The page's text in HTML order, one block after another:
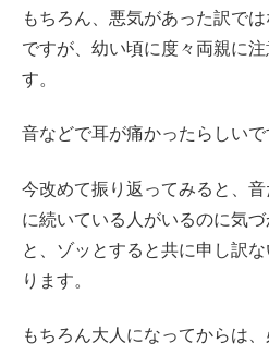
もちろん、悪気があった訳で
ですが、幼い頃に度々両親に
す。
音などで耳が痛かったらしいで
今改めて振り返ってみると、
に続いている人がいるのに気
と、ゾッとすると共に申し訳
ります。
もちろん大人になってからは